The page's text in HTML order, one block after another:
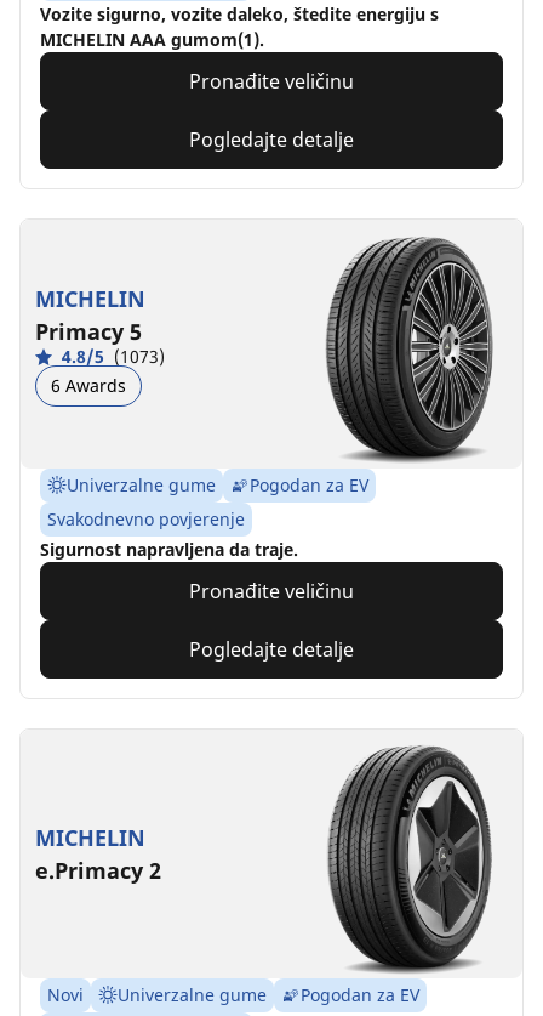
Vozite sigurno, vozite daleko, štedite energiju s
MICHELIN AAA gumom(1).
Pronađite veličinu
Pogledajte detalje
MICHELIN
Primacy 5
4.8/5 (1073)
6 Awards
Univerzalne gume
Pogodan za EV
Svakodnevno povjerenje
Sigurnost napravljena da traje.
Pronađite veličinu
Pogledajte detalje
MICHELIN
e.Primacy 2
Novi Univerzalne gume
Pogodan za EV